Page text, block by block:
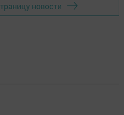
новости